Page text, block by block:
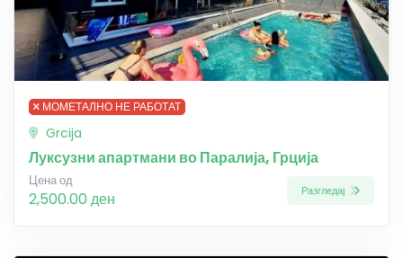
МОМЕТАЛНО НЕ РАБОТАТ
Grcija
Луксузни апартмани во Паралија, Грција
Цена од
2,500.00 ден Разгледај